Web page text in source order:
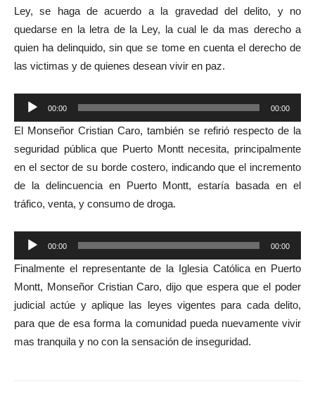
Ley, se haga de acuerdo a la gravedad del delito, y no
quedarse en la letra de la Ley, la cual le da mas derecho a
quien ha delinquido, sin que se tome en cuenta el derecho de
las victimas y de quienes desean vivir en paz.
Reproductor
de
audio
00:00 00:00
El Monseñor Cristian Caro, también se refirió respecto de la
seguridad pública que Puerto Montt necesita, principalmente
en el sector de su borde costero, indicando que el incremento
de la delincuencia en Puerto Montt, estaría basada en el
tráfico, venta, y consumo de droga.
Reproductor
de
audio
00:00 00:00
Finalmente el representante de la Iglesia Católica en Puerto
Montt, Monseñor Cristian Caro, dijo que espera que el poder
judicial actúe y aplique las leyes vigentes para cada delito,
para que de esa forma la comunidad pueda nuevamente vivir
mas tranquila y no con la sensación de inseguridad.